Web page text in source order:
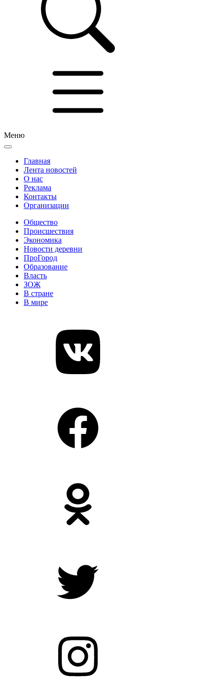
Меню
Главная
Лента новостей
О нас
Реклама
Контакты
Организации
Общество
Происшествия
Экономика
Новости деревни
ПроГород
Образование
Власть
ЗОЖ
В стране
В мире